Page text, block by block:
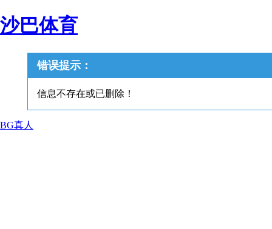
沙巴体育
错误提示：
信息不存在或已删除！
BG真人